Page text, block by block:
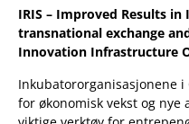
IRIS – Improved Results in
transnational exchange
Innovation Infrastructure
Inkubatororganisasjonene
for økonomisk vekst og